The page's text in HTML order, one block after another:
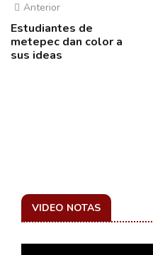
Anterior
Estudiantes de
metepec dan color a
sus ideas
VIDEO NOTAS